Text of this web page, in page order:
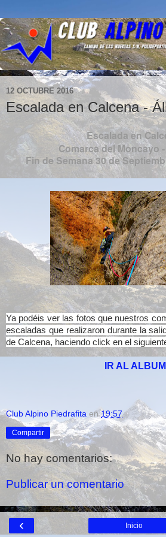
12 OCTUBRE 2016
Escalada en Calcena -
Escalada en
Comarca del Moncayo
Fin de Semana 30 de
Ya podéis ver las fotos que nuestros
escaladas que realizaron durante la
de Calcena, haciendo click en el
IR AL ALBUM
Club Alpino Piedrafita en19:57
Compartir
No hay comentarios:
Publicar un comentario
‹ Inicio